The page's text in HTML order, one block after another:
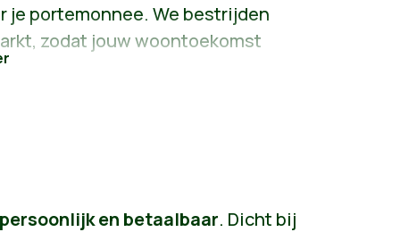
je portemonnee. We bestrijden
zodat jouw woontoekomst
en betaalbaar. Dicht bij